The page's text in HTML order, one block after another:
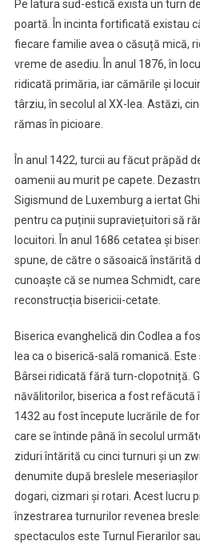
Pe latura sud-estică exista un turn
poartă. În incinta fortificată existau
fiecare familie avea o căsuță mică,
vreme de asediu. În anul 1876, în
ridicată primăria, iar cămările și
târziu, în secolul al XX-lea. Astăzi,
rămas în picioare.
În anul 1422, turcii au făcut prăpăd
oamenii au murit pe capete.
Sigismund de Luxemburg a iertat
pentru ca puținii supraviețuitori să
locuitori. În anul 1686 cetatea și
spune, de către o săsoaică înstărită
cunoaște că se numea Schmidt,
reconstrucția bisericii-cetate.
Biserica evanghelică din Codlea a
lea ca o biserică-sală romanică.
Bârsei ridicată fără turn-clopotniță.
năvălitorilor, biserica a fost refăcută
1432 au fost începute lucrările de
care se întinde până în secolul
ziduri întărită cu cinci turnuri și un
denumite după breslele
dogari, cizmari și rotari. Acest lucru
înzestrarea turnurilor revenea
spectaculos este Turnul Fierarilor